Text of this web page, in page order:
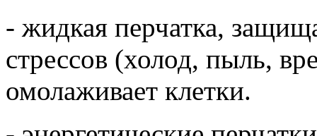
- жидкая перчатка,
стрессов (холод, пыль,
омолаживает клетки.